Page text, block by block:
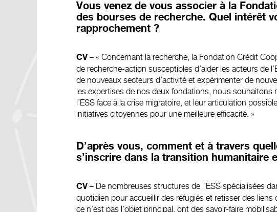
Vous venez de vous associer à la
des bourses de recherche. Quel intérêt
rapprochement ?
CV – « Concernant la recherche, la Fondation Crédit
de recherche-action susceptibles d’aider les acteurs de
de nouveaux secteurs d’activité et expérimenter de
les expertises de nos deux fondations, nous souhaitons
l’ESS face à la crise migratoire, et leur articulation
initiatives citoyennes pour une meilleure efficacité. »
D’après vous, comment et à travers
s’inscrire dans la transition humanitaire
CV – De nombreuses structures de l’ESS spécialisées
quotidien pour accueillir des réfugiés et retisser des liens
ce n’est pas l’objet principal, ont des savoir-faire